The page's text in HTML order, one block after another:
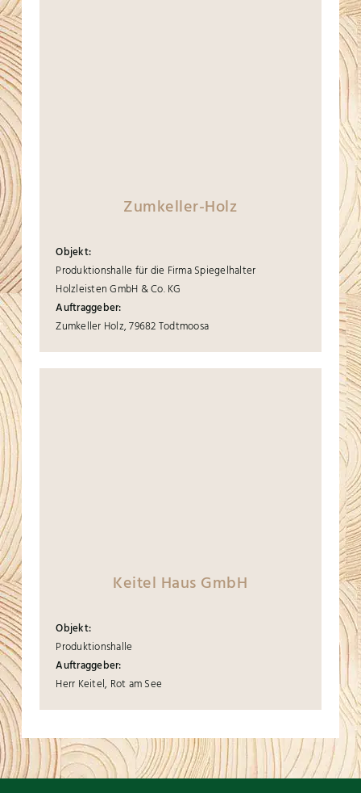
Zumkeller-Holz
Objekt:
Produktionshalle für die Firma Spiegelhalter
Holzleisten GmbH & Co. KG
Auftraggeber:
Zumkeller Holz, 79682 Todtmoosa
Keitel Haus GmbH
Objekt:
Produktionshalle
Auftraggeber:
Herr Keitel, Rot am See